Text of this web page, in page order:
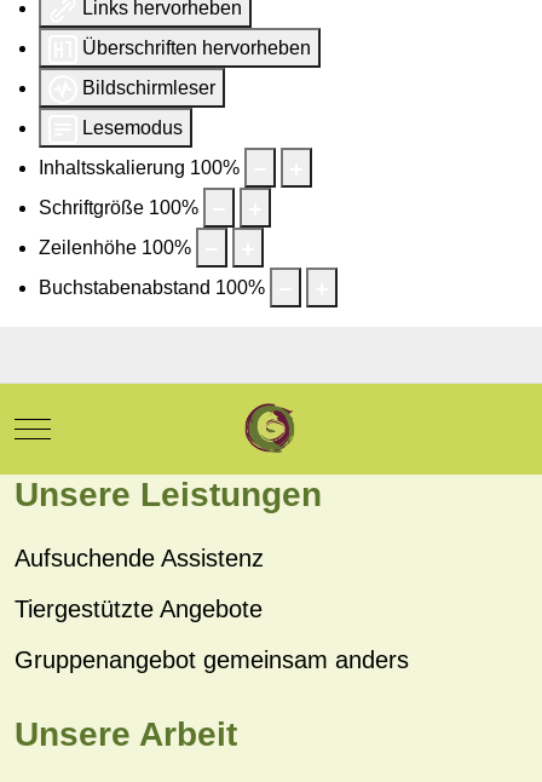
Links hervorheben
Überschriften hervorheben
Bildschirmleser
Lesemodus
Inhaltsskalierung 100%
Schriftgröße 100%
Zeilenhöhe 100%
Buchstabenabstand 100%
Mobile Menu Toggle
Unsere Leistungen
Aufsuchende Assistenz
Tiergestützte Angebote
Gruppenangebot gemeinsam anders
Unsere Arbeit